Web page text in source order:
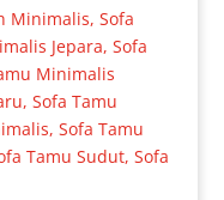
Minimalis, Sofa
Jepara, Sofa
Minimalis
, Sofa Tamu
, Sofa Tamu
Tamu Sudut, Sofa